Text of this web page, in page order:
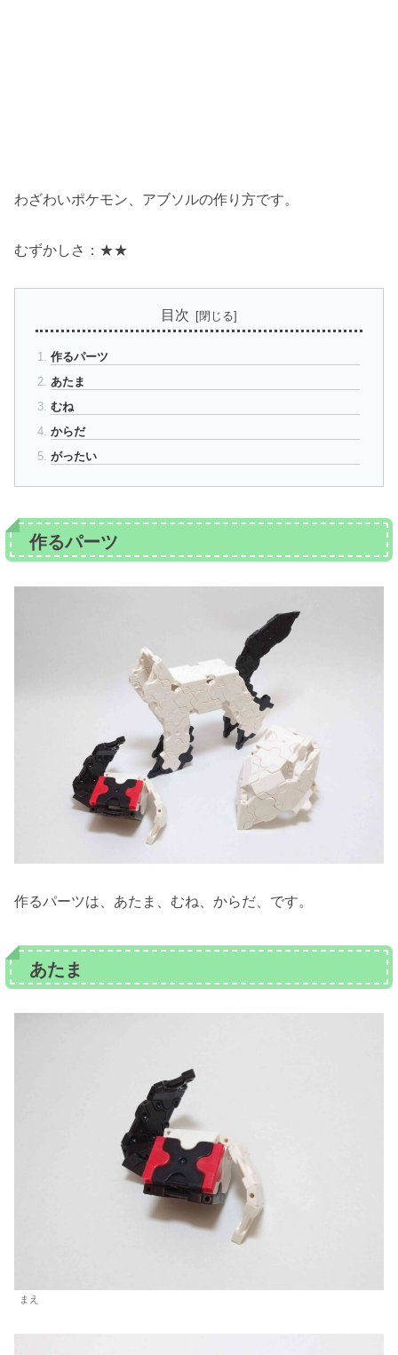
わざわいポケモン、アブソルの作り方です。
むずかしさ：★★
目次
作るパーツ
あたま
むね
からだ
がったい
作るパーツ
作るパーツは、あたま、むね、からだ、です。
あたま
まえ